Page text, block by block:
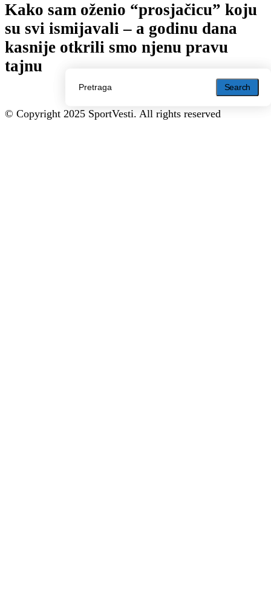
Search
Search
Kako sam oženio “prosjačicu” koju
su svi ismijavali – a godinu dana
kasnije otkrili smo njenu pravu
tajnu
© Copyright 2025 SportVesti. All rights reserved